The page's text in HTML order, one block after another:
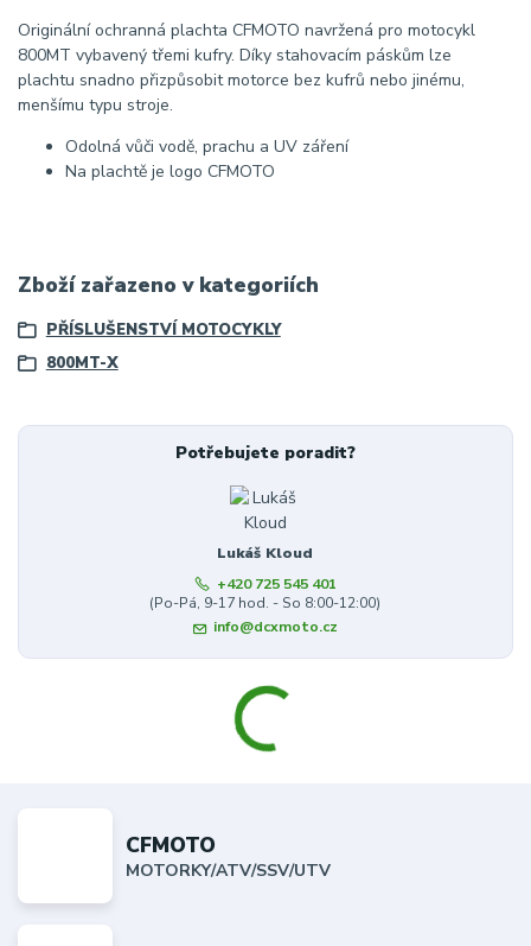
Originální ochranná plachta CFMOTO navržená pro motocykl
800MT vybavený třemi kufry. Díky stahovacím páskům lze
plachtu snadno přizpůsobit motorce bez kufrů nebo jinému,
menšímu typu stroje.
Odolná vůči vodě, prachu a UV záření
Na plachtě je logo CFMOTO
Zboží zařazeno v kategoriích
PŘÍSLUŠENSTVÍ MOTOCYKLY
800MT-X
Potřebujete poradit?
Lukáš Kloud
+420 725 545 401
(Po-Pá, 9-17 hod. - So 8:00-12:00)
info@dcxmoto.cz
CFMOTO
MOTORKY/ATV/SSV/UTV